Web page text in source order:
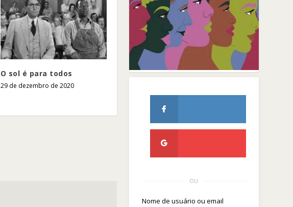
O sol é para todos
29 de dezembro de 2020
OU
Nome de usuário ou email